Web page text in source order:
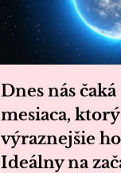
Dnes nás
mesiaca,
výraznejšie
Ideálny na